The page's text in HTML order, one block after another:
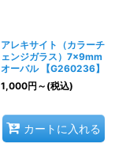
アレキサイト（カラーチ
ェンジガラス）7×9mm
オーバル 【G260236】
1,000円 ～ (税込)
カートに入れる